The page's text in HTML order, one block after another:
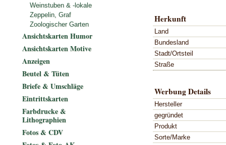
Herkunft
Land
Bundesland
Stadt/Ortsteil
Straße
Werbung Details
Hersteller
gegründet
Produkt
Sorte/Marke
Weinstuben & -lokale
Zeppelin, Graf
Zoologischer Garten
Ansichtskarten Humor
Ansichtskarten Motive
Anzeigen
Beutel & Tüten
Briefe & Umschläge
Eintrittskarten
Farbdrucke &
Lithographien
Fotos & CDV